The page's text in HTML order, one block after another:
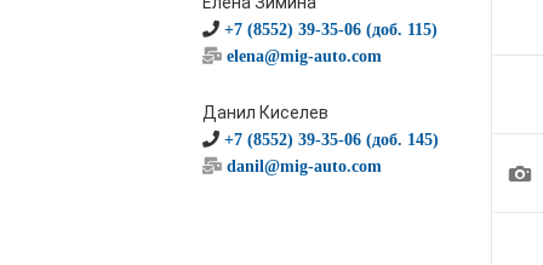
+7 (8552) 39-35-06 (доб. 115)
elena@mig-auto.com
Данил Киселев
+7 (8552) 39-35-06 (доб. 145)
danil@mig-auto.com
1